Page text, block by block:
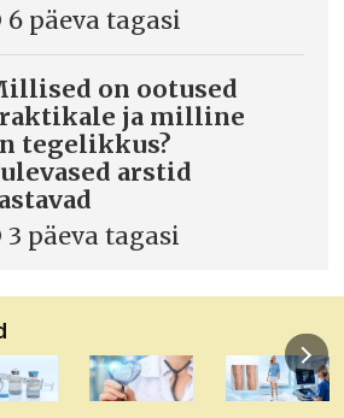
6 päeva tagasi
on ootused
ja milline
tegelikkus?
arstid
3 päeva tagasi